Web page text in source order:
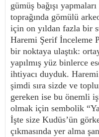
gümüş bağışı
toprağında gömülü
için on yıldan fazla bir
Haremi Şerif İnceleme
bir noktaya ulaştık:
yapılmış yüz binlerce
ihtiyacı duyduk.
şimdi sıra sizde ve
gereken ise bu önemli
olmak için sembolik
İşte size Kudüs’ün
çıkmasında yer alma